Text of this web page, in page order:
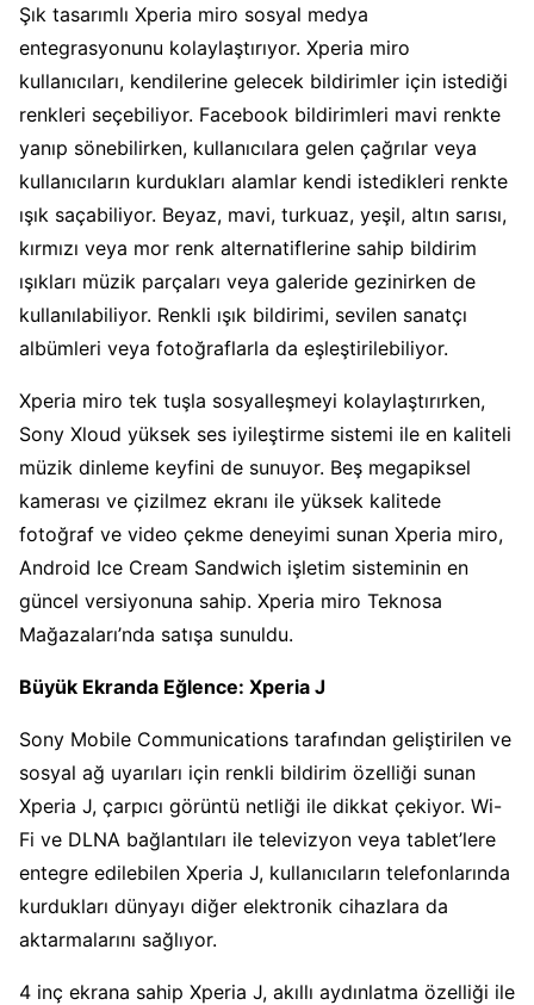
Şık tasarımlı Xperia miro sosyal medya
entegrasyonunu kolaylaştırıyor. Xperia miro
kullanıcıları, kendilerine gelecek bildirimler için istediği
renkleri seçebiliyor. Facebook bildirimleri mavi renkte
yanıp sönebilirken, kullanıcılara gelen çağrılar veya
kullanıcıların kurdukları alamlar kendi istedikleri renkte
ışık saçabiliyor. Beyaz, mavi, turkuaz, yeşil, altın sarısı,
kırmızı veya mor renk alternatiflerine sahip bildirim
ışıkları müzik parçaları veya galeride gezinirken de
kullanılabiliyor. Renkli ışık bildirimi, sevilen sanatçı
albümleri veya fotoğraflarla da eşleştirilebiliyor.
Xperia miro tek tuşla sosyalleşmeyi kolaylaştırırken,
Sony Xloud yüksek ses iyileştirme sistemi ile en kaliteli
müzik dinleme keyfini de sunuyor. Beş megapiksel
kamerası ve çizilmez ekranı ile yüksek kalitede
fotoğraf ve video çekme deneyimi sunan Xperia miro,
Android Ice Cream Sandwich işletim sisteminin en
güncel versiyonuna sahip. Xperia miro Teknosa
Mağazaları’nda satışa sunuldu.
Büyük Ekranda Eğlence: Xperia J
Sony Mobile Communications tarafından geliştirilen ve
sosyal ağ uyarıları için renkli bildirim özelliği sunan
Xperia J, çarpıcı görüntü netliği ile dikkat çekiyor. Wi-
Fi ve DLNA bağlantıları ile televizyon veya tablet’lere
entegre edilebilen Xperia J, kullanıcıların telefonlarında
kurdukları dünyayı diğer elektronik cihazlara da
aktarmalarını sağlıyor.
4 inç ekrana sahip Xperia J, akıllı aydınlatma özelliği ile